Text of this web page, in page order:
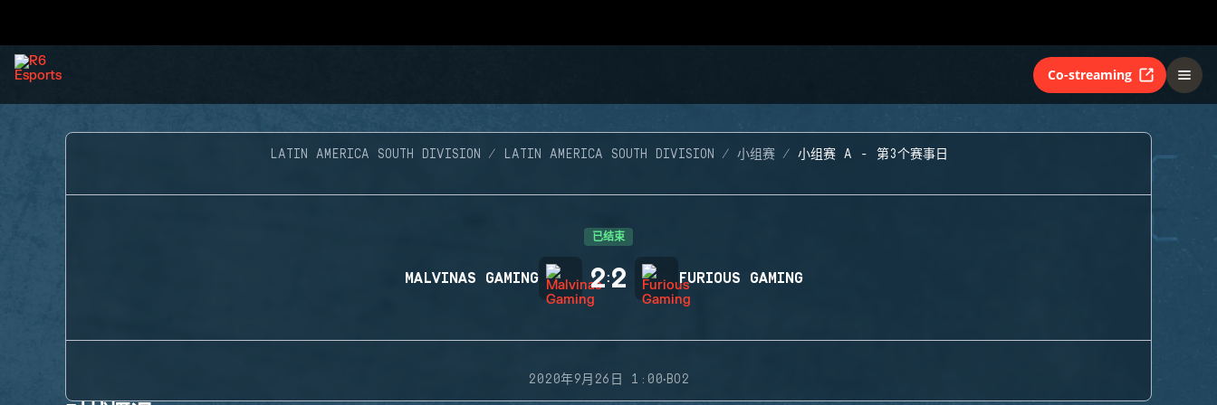
Co-streaming
LATIN AMERICA SOUTH DIVISION LATIN AMERICA SOUTH DIVISION 小组赛 小组赛 A - 第3个赛事日
已结束
MALVINAS GAMING 2:2 FURIOUS GAMING
2020年9月26日 1:00·BO2